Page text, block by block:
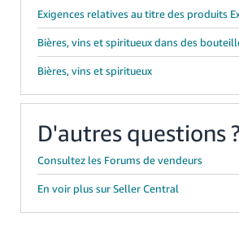
Exigences relatives au titre des produits
Bières, vins et spiritueux dans des
Bières, vins et spiritueux
D'autres questions
Consultez les Forums de vendeurs
En voir plus sur Seller Central